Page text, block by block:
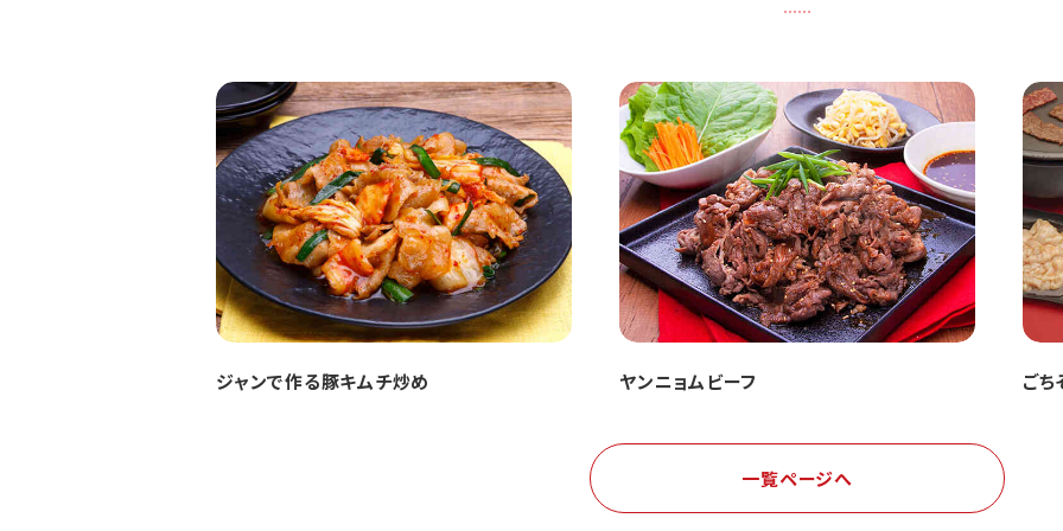
ジャンで作る豚キムチ炒め ヤンニョムビーフ ごち
一覧ページへ